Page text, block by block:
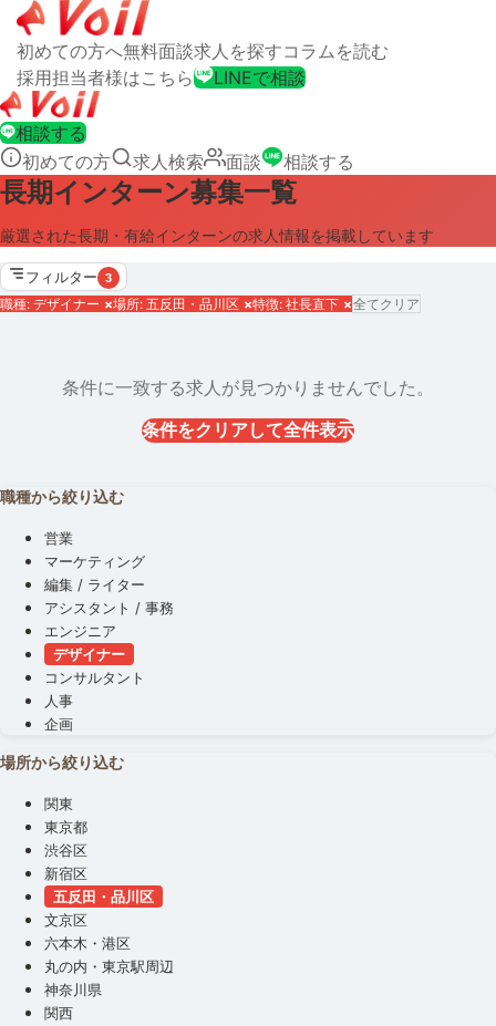
初めての方へ無料面談求人を探すコラムを読む
採用担当者様はこちら
LINEで相談
相談する
初めての方
求人検索 面談 相談する
長期インターン募集一覧
厳選された長期・有給インターンの求人情報を掲載しています
フィルター 3
職種: デザイナー ×場所: 五反田・品川区 ×特徴: 社長直下 ×全てクリア
条件に一致する求人が見つかりませんでした。
条件をクリアして全件表示
職種から絞り込む
営業
マーケティング
編集 / ライター
アシスタント / 事務
エンジニア
デザイナー
コンサルタント
人事
企画
場所から絞り込む
関東
東京都
渋谷区
新宿区
五反田・品川区
文京区
六本木・港区
丸の内・東京駅周辺
神奈川県
関西